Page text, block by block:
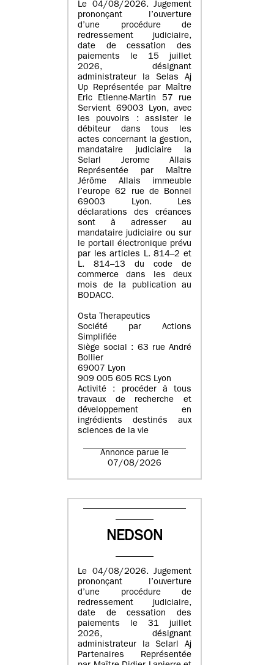
Le 04/08/2026. Jugement
prononçant l’ouverture
d’une procédure de
redressement judiciaire,
date de cessation des
paiements le 15 juillet
2026, désignant
administrateur la Selas Aj
Up Représentée par Maître
Eric Etienne-Martin 57 rue
Servient 69003 Lyon, avec
les pouvoirs : assister le
débiteur dans tous les
actes concernant la gestion,
mandataire judiciaire la
Selarl Jerome Allais
Représentée par Maître
Jérôme Allais immeuble
l’europe 62 rue de Bonnel
69003 Lyon. Les
déclarations des créances
sont à adresser au
mandataire judiciaire ou sur
le portail électronique prévu
par les articles L. 814–2 et
L. 814–13 du code de
commerce dans les deux
mois de la publication au
BODACC.
Osta Therapeutics
Société par Actions
Simplifiée
Siège social : 63 rue André
Bollier
69007 Lyon
909 005 605 RCS Lyon
Activité : procéder à tous
travaux de recherche et
développement en
ingrédients destinés aux
sciences de la vie
Annonce parue le
07/08/2026
NEDSON
Le 04/08/2026. Jugement
prononçant l’ouverture
d’une procédure de
redressement judiciaire,
date de cessation des
paiements le 31 juillet
2026, désignant
administrateur la Selarl Aj
Partenaires Représentée